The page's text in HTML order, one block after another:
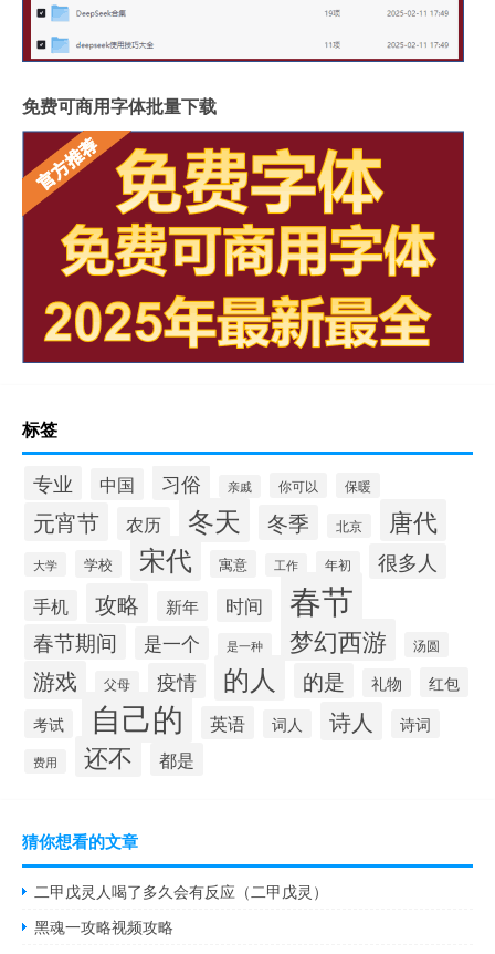
免费可商用字体批量下载
标签
专业 中国 习俗 亲戚 你可以 保暖
元宵节 农历 冬天 冬季 北京 唐代
大学 学校 宋代 寓意 工作 年初 很多人
手机 攻略 新年 时间 春节
春节期间 是一个 是一种 梦幻西游 汤圆
游戏 父母 疫情 的人 的是 礼物 红包
考试 自己的 英语 词人 诗人 诗词
费用 还不 都是
猜你想看的文章
二甲戊灵人喝了多久会有反应（二甲戊灵）
黑魂一攻略视频攻略